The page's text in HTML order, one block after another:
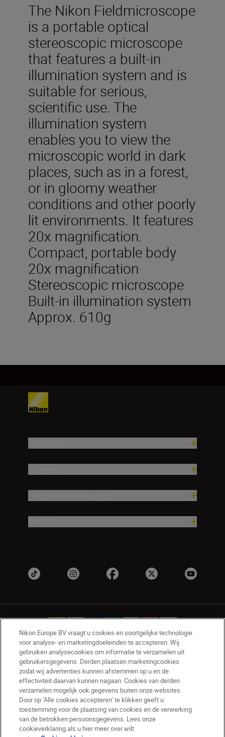
The Nikon Fieldmicroscope
is a portable optical
stereoscopic microscope
that features a built-in
illumination system and is
suitable for serious,
scientific use. The
illumination system
enables you to view the
microscopic world in dark
places, such as in a forest,
or in gloomy weather
conditions and other poorly
lit environments. It features
20x magnification.
Compact, portable body
20x magnification
Stereoscopic microscope
Built-in illumination system
Approx. 610g
NL Nikon Sites
Contact opnemen
Privacyverklaring
Gebruiksvoorwaarden
Nikon Store - Algemene voorwaarden
Cookieverklaring
Toegankelijkheid
Cookie-instellingen
© 2026 Nikon
Nikon Europe BV vraagt u cookies en soortgelijke technologie
voor analyse- en marketingdoeleinden te accepteren. Wij
gebruiken analysecookies om informatie te verzamelen uit
gebruikersgegevens. Derden plaatsen marketingcookies
zodat wij advertenties kunnen afstemmen op u en de
effectiviteit daarvan kunnen nagaan. Cookies van derden
verzamelen mogelijk ook gegevens buiten onze websites.
Door op ‘Alle cookies accepteren’ te klikken geeft u
toestemming voor de plaatsing van cookies en de verwerking
van de betrokken persoonsgegevens. Lees onze
cookieverklaring als u hier meer over wilt